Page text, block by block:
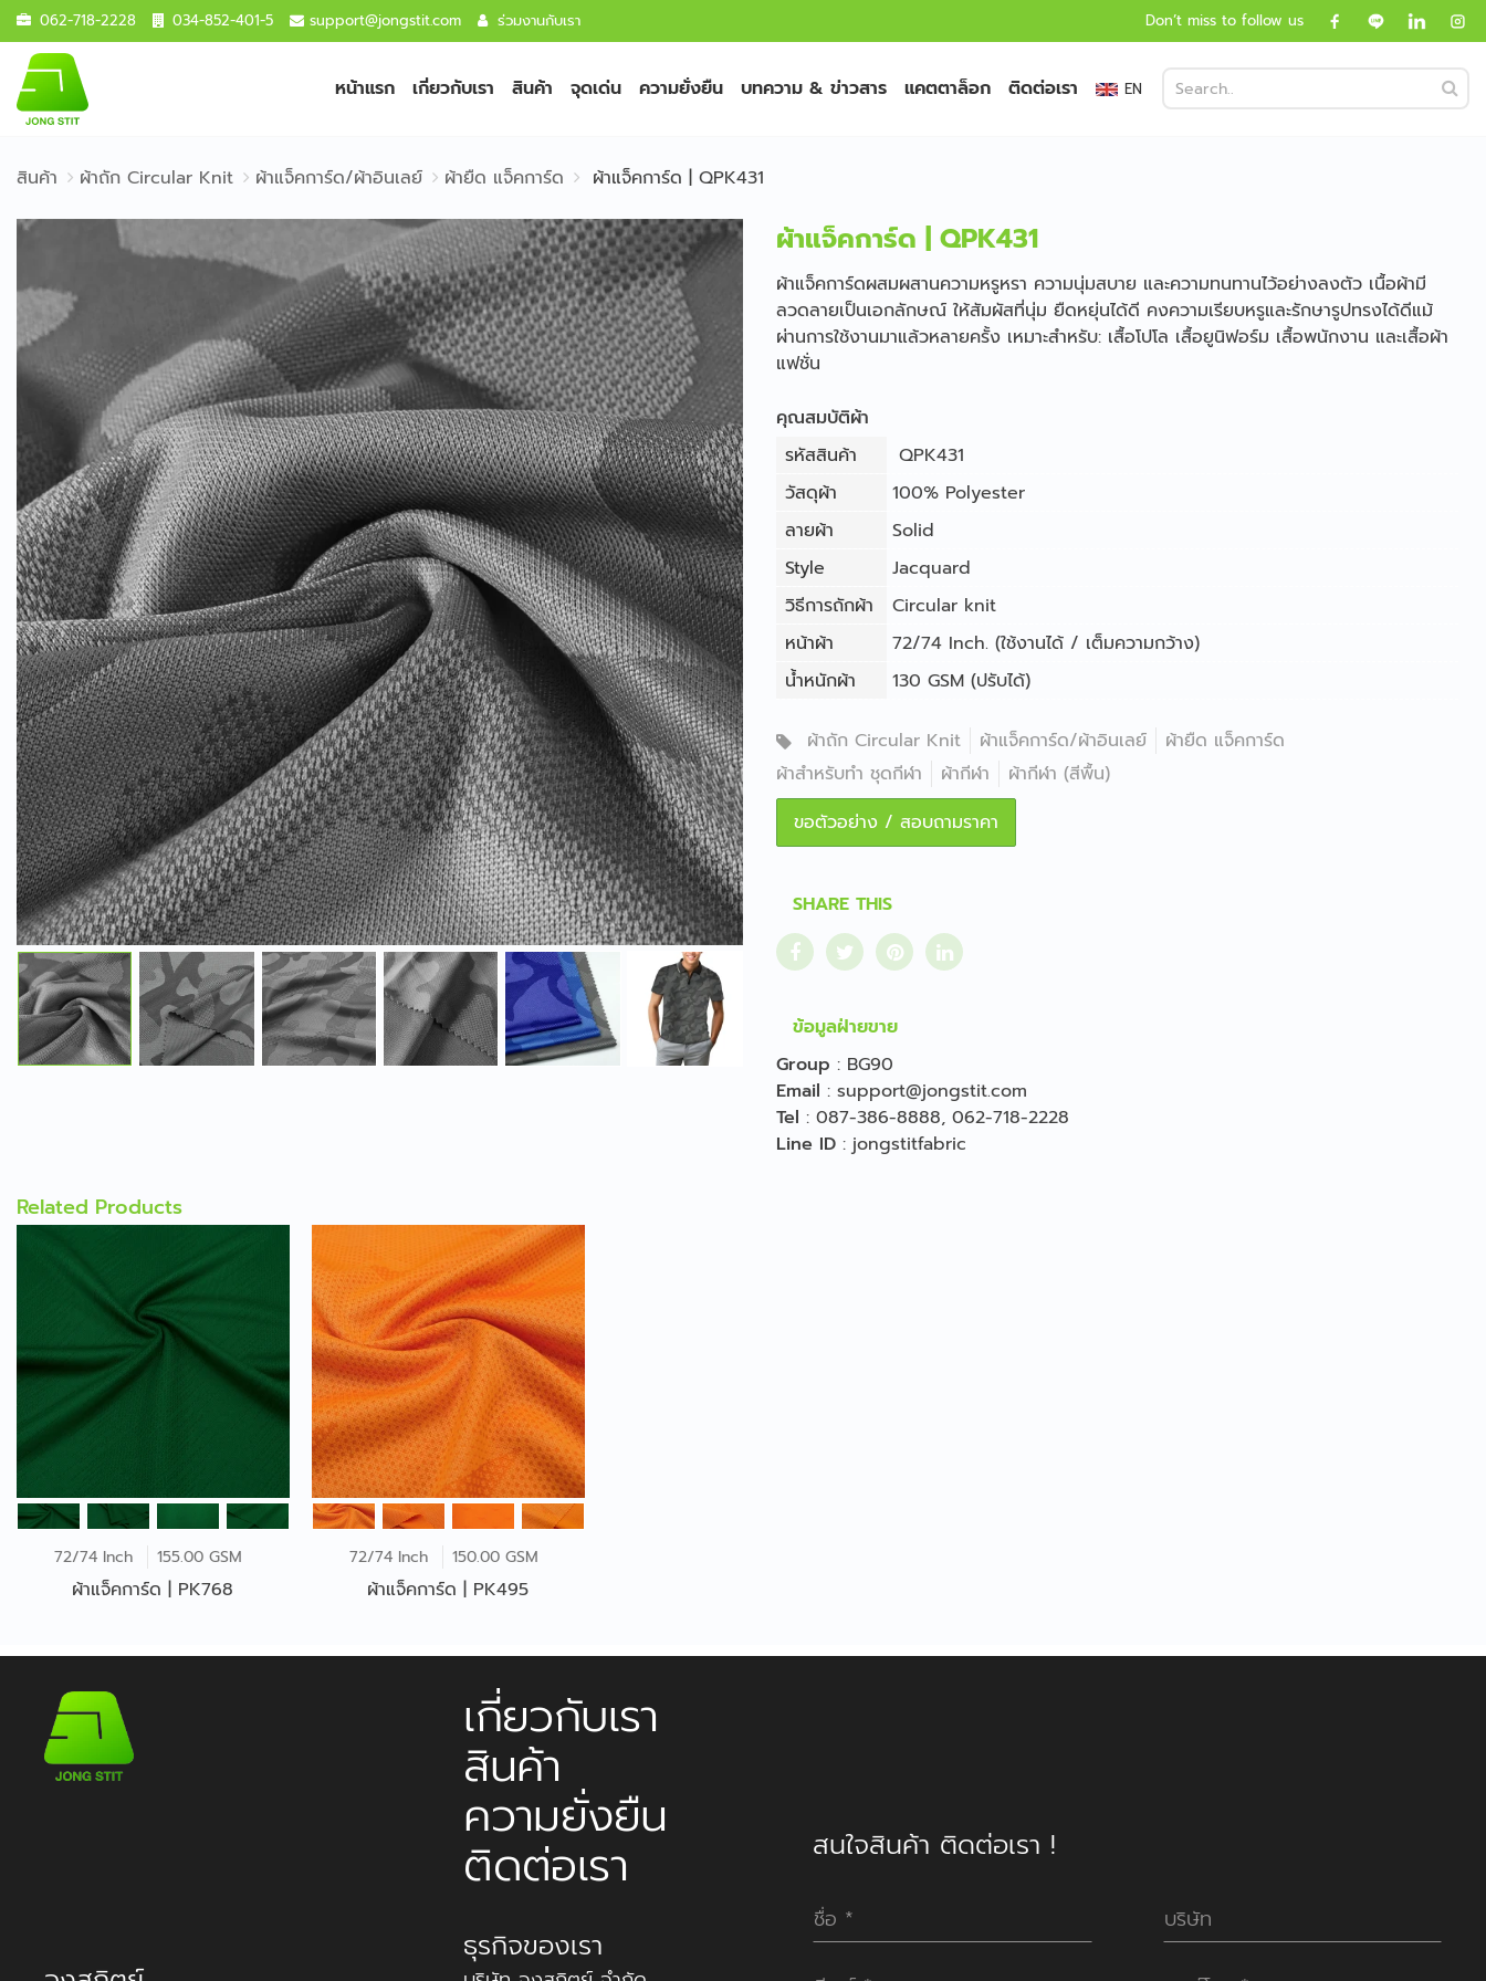
062-718-2228 034-852-401-5 support@jongstit.com ร่วมงานกับเรา Don’t miss to follow us
หน้าแรก เกี่ยวกับเรา สินค้า จุดเด่น ความยั่งยืน บทความ & ข่าวสาร แคตตาล็อก ติดต่อเรา EN
สินค้า ผ้าถัก Circular Knit ผ้าแจ็คการ์ด/ผ้าอินเลย์ ผ้ายืด แจ็คการ์ด ผ้าแจ็คการ์ด | QPK431
ผ้าแจ็คการ์ด | QPK431
ผ้าแจ็คการ์ดผสมผสานความหรูหรา ความนุ่มสบาย และความทนทานไว้อย่างลงตัว เนื้อผ้ามี
ลวดลายเป็นเอกลักษณ์ ให้สัมผัสที่นุ่ม ยืดหยุ่นได้ดี คงความเรียบหรูและรักษารูปทรงได้ดีแม้
ผ่านการใช้งานมาแล้วหลายครั้ง เหมาะสำหรับ: เสื้อโปโล เสื้อยูนิฟอร์ม เสื้อพนักงาน และเสื้อผ้า
แฟชั่น
คุณสมบัติผ้า
รหัสสินค้า
QPK431
วัสดุผ้า
100% Polyester
ลายผ้า
Solid
Style
Jacquard
วิธีการถักผ้า
Circular knit
หน้าผ้า
72/74 Inch. (ใช้งานได้ / เต็มความกว้าง)
น้ำหนักผ้า
130 GSM (ปรับได้)
ผ้าถัก Circular Knit ผ้าแจ็คการ์ด/ผ้าอินเลย์
ผ้ายืด แจ็คการ์ด
ผ้าสำหรับทำ ชุดกีฬา
ผ้ากีฬา
ผ้ากีฬา (สีพื้น)
ขอตัวอย่าง / สอบถามราคา
SHARE THIS
ข้อมูลฝ่ายขาย
Group : BG90
Email : support@jongstit.com
Tel : 087-386-8888, 062-718-2228
Line ID : jongstitfabric
Related Products
72/74 Inch 155.00 GSM
ผ้าแจ็คการ์ด | PK768
72/74 Inch 150.00 GSM
ผ้าแจ็คการ์ด | PK495
เกี่ยวกับเรา
สินค้า
ความยั่งยืน
ติดต่อเรา
ธุรกิจของเรา
สนใจสินค้า ติดต่อเรา !